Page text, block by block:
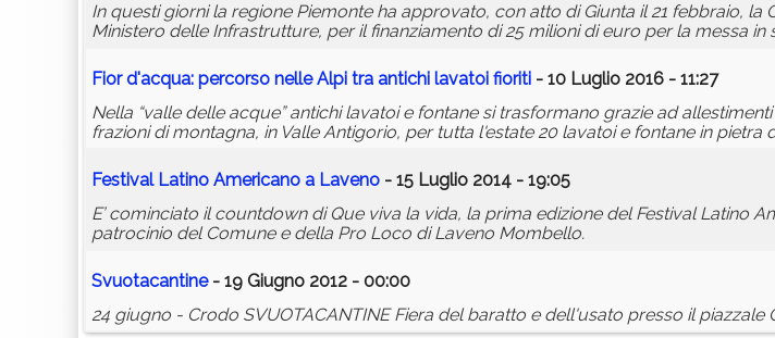
In questi giorni la regione Piemonte ha approvato, con atto di Giunta il 21 febbraio,
Ministero delle Infrastrutture, per il finanziamento di 25 milioni di euro per la messa
Fior d'acqua: percorso nelle Alpi tra antichi lavatoi fioriti - 10 Luglio 2016 - 11:27
Nella “valle delle acque” antichi lavatoi e fontane si trasformano grazie ad
frazioni di montagna, in Valle Antigorio, per tutta l'estate 20 lavatoi e fontane in pietra
Festival Latino Americano a Laveno - 15 Luglio 2014 - 19:05
E’ cominciato il countdown di Que viva la vida, la prima edizione del Festival Latino
patrocinio del Comune e della Pro Loco di Laveno Mombello.
Svuotacantine- 19 Giugno 2012 - 00:00
24 giugno - Crodo SVUOTACANTINE Fiera del baratto e dell'usato presso il piazzale